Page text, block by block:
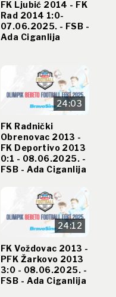
FK Ljubić 2014 - FK
Rad 2014 1:0-
07.06.2025. - FSB -
Ada Ciganlija
24:03
FK Radnički
Obrenovac 2013 -
FK Deportivo 2013
0:1 - 08.06.2025. -
FSB - Ada Ciganlija
24:12
FK Voždovac 2013 -
PFK Žarkovo 2013
3:0 - 08.06.2025. -
FSB - Ada Ciganlija